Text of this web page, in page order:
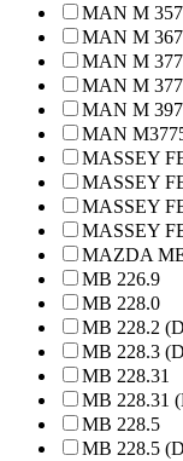
MAN M
MAN M
MAN M
MAN M
MAN M
MAN
MASSEY
MASSEY
MASSEY
MASSEY
MAZDA
MB 226.9
MB 228.0
MB 228.2
MB 228.3
MB 228.31
MB 228.31
MB 228.5
MB 228.5